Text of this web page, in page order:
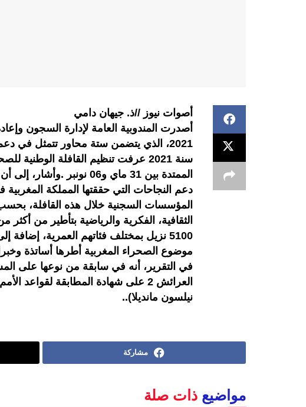
أصوات نيوز //ذ. جيهان دامي
أصدرت المندوبية العامة لإدارة السجون
2021، الذي يتضمن ستة محاور تتمثل في
سنة 2021 عرفت تنظيم القافلة
الممتدة بين 31 ماي و06
دعم النجاحات التي حققتها المملكة
المؤسسات السجنية خلال هذه القافلة،
5100 نزيل بمختلف فئاتهم العمرية،
موضوع الصحراء المغربية أطرها أساتذة
في التقرير، أنه في سابقة من نوعها على
العرائش 2 على شهادة المطابقة لقواعد
نيلسون مانديلا)..
مشاركة
مواضيع ذات صلة